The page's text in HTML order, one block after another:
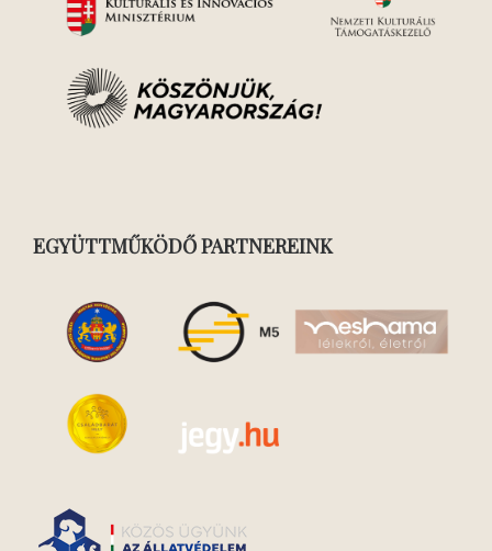
EGYÜTTMŰKÖDŐ PARTNEREINK